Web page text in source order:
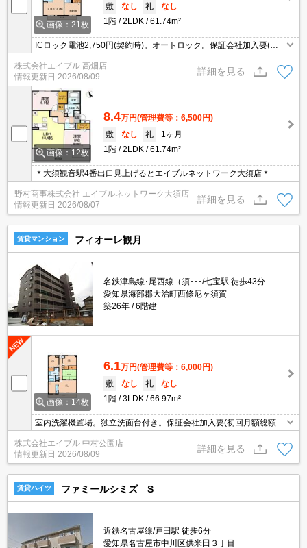
画像：21枚
敷
なし 礼
なし
1階
2LDK 61.74m²
ICロック電池2,750円(契約時)。オートロック。保証会社加入要(初
回35,000円、月額総支払額の1％+800円/月)。浴室は1坪タイプ。イ
ンターネット無料。エアコン2基付き。
株式会社エイブル 高畑店
情報更新日 2026/08/09
詳細を見る
画像：12枚
8.4万円(管理費等：6,500円)
敷
なし 礼
1ヶ月
1階
2LDK 61.74m²
＊大須観音駅4番出口見上げるとエイブルネットワーク大須店＊
野村商事株式会社 エイブルネットワーク大須店
情報更新日 2026/08/07
詳細を見る
賃貸マンション フィオーレ観月
名鉄津島線･尾西線（須･･･/七宝駅 徒歩43分
愛知県海部郡大治町西條尼ヶ須賀
築26年
6階建
画像：14枚
6.1万円(管理費等：6,000円)
敷
なし 礼
なし
1階
3LDK 66.97m²
室内洗濯機置場。独立洗面台付き。保証会社加入要(初回月額総額5
0%、月次月額総額1%)。違約金(12ヶ月未満 家賃2ヶ月、24ヶ月
未満 家賃1ヶ月)。
株式会社エイブル 中村公園店
情報更新日 2026/08/09
詳細を見る
賃貸ハイツ ファミールシミズ S
近鉄名古屋線/戸田駅 徒歩6分
愛知県名古屋市中川区供米田３丁目